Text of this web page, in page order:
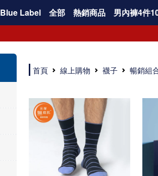
Blue Label 全部 熱銷商品 男內褲4件
首頁 線上購物 襪子 暢銷組